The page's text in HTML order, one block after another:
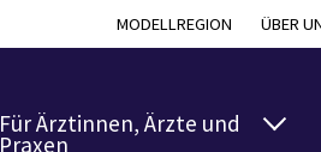
MODELLREGION ÜBER
Für Ärztinnen, Ärzte und
Praxen